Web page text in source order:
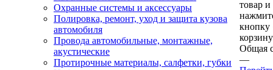
Охранные системы и аксессуары
Полировка, ремонт, уход и защита кузова
автомобиля
Провода автомобильные, монтажные,
акустические
Протирочные материалы, салфетки, губки
товар и
кнопку
Общая
—